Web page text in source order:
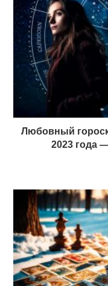
Любовный
2023 года